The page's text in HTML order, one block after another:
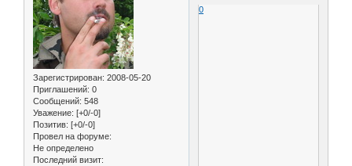
Зарегистрирован: 2008-05-20
Приглашений: 0
Сообщений: 548
Уважение: [+0/-0]
Позитив: [+0/-0]
Провел на форуме:
Не определено
Последний визит:
0